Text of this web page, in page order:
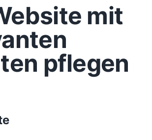
mit
pflegen